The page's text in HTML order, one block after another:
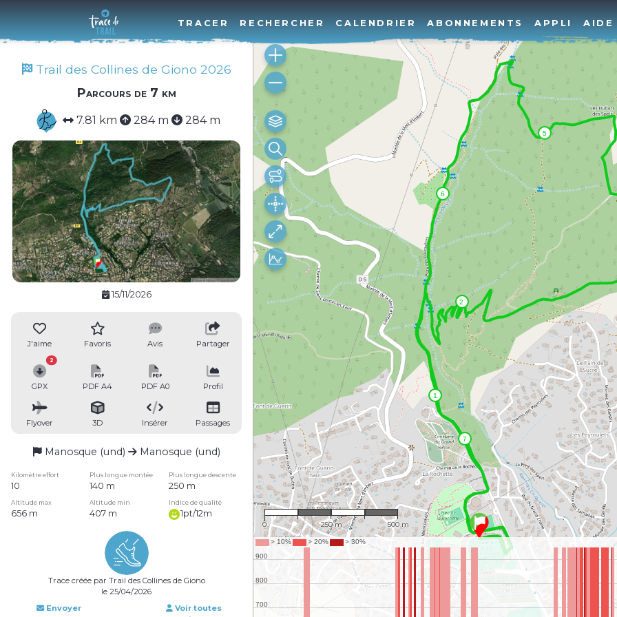
TRACER RECHERCHER CALENDRIER ABONNEMENTS APPLI AIDE
Trail des Collines de Giono 2026
Parcours de 7 km
7.81 km 284 m 284 m
15/11/2026
J'aime Favoris Avis Partager
GPX
2
PDF A4 PDF A0 Profil
Flyover 3D Insérer Passages
Manosque (und) Manosque (und)
Kilomètre effort Plus longue montée Plus longue descente
10 140 m 250 m
Altitude max Altitude min Indice de qualité
656 m 407 m 1pt/12m
Trace créée par Trail des Collines de Giono
le 25/04/2026
Envoyer
Voir toutes
1 : 9,183
0 250 m 500 m